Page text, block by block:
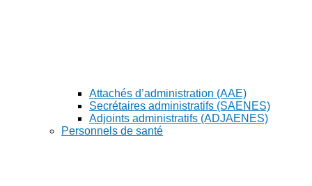
Attachés d’administration (AAE)
Secrétaires administratifs (SAENES)
Adjoints administratifs (ADJAENES)
Personnels de santé